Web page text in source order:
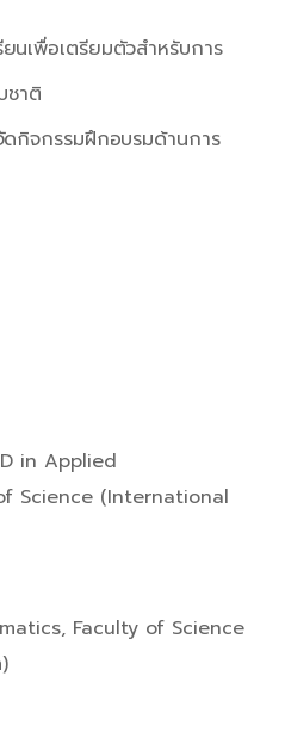
นเพื่อเตรียมตัวสำหรับการ
ชาติ
ดกิจกรรมฝึกอบรมด้านการ
in Applied
Science (International
Faculty of Science